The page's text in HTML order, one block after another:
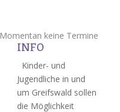
Momentan keine Termine
INFO
Kinder- und
Jugendliche in und
um Greifswald sollen
die Möglichkeit